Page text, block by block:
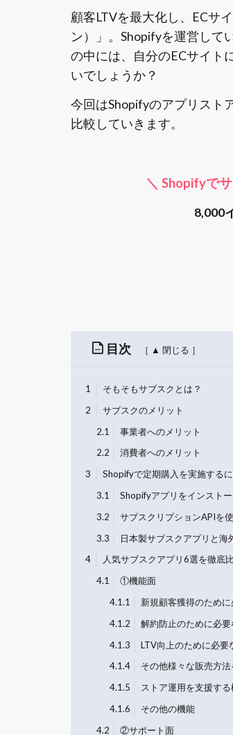
顧客LTVを最大化し、ECサ
ン）」。Shopifyを運営して
の中には、自分のECサイト
いでしょうか？
今回はShopifyのアプリスト
比較していきます。
＼ Shopifyで
8,000
目次
1
そもそもサブスクとは？
2
サブスクのメリット
2.1
事業者へのメリット
2.2
消費者へのメリット
3
Shopifyで定期購入を実施する
3.1
Shopifyアプリをインスト
3.2
サブスクリプションAPIを
3.3
日本製サブスクアプリと海
4
人気サブスクアプリ6選を徹底
4.1
①機能面
4.1.1
新規顧客獲得のため
4.1.2
解約防止のために必要
4.1.3
LTV向上のために必要
4.1.4
その他様々な販売方
4.1.5
ストア運用を支援する
4.1.6
その他の機能
4.2
②サポート面